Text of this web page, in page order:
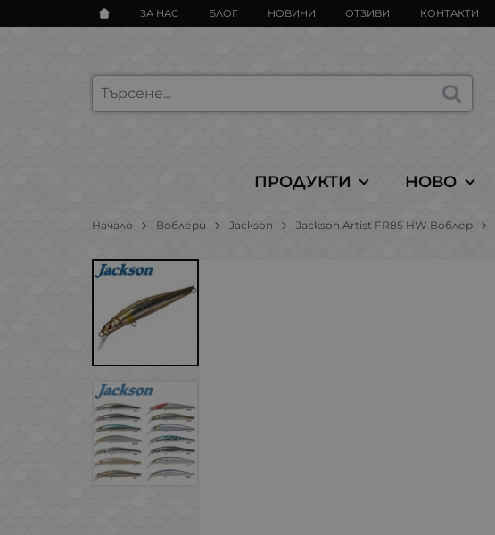
ЗА НАС БЛОГ НОВИНИ ОТЗИВИ КОНТАКТИ
ПРОДУКТИ НОВО
Начало Воблери Jackson Jackson Artist FR85 HW Воблер